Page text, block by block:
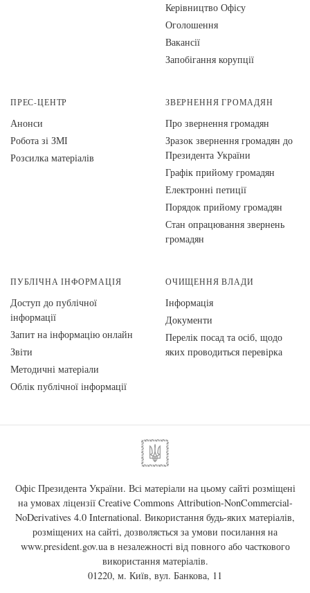
Керівництво Офісу
Оголошення
Вакансії
Запобігання корупції
ПРЕС-ЦЕНТР
Анонси
Робота зі ЗМІ
Розсилка матеріалів
ЗВЕРНЕННЯ ГРОМАДЯН
Про звернення громадян
Зразок звернення громадян до
Президента України
Графік прийому громадян
Електронні петиції
Порядок прийому громадян
Стан опрацювання звернень
громадян
ПУБЛІЧНА ІНФОРМАЦІЯ
Доступ до публічної
інформації
Запит на інформацію онлайн
Звіти
Методичні матеріали
Облік публічної інформації
ОЧИЩЕННЯ ВЛАДИ
Інформація
Документи
Перелік посад та осіб, щодо
яких проводиться перевірка
Офіс Президента України. Всі матеріали на цьому сайті розміщені
на умовах ліцензії Creative Commons Attribution-NonCommercial-
NoDerivatives 4.0 International. Використання будь-яких матеріалів,
розміщених на сайті, дозволяється за умови посилання на
www.president.gov.uaв незалежності від повного або часткового
використання матеріалів.
01220, м. Київ, вул. Банкова, 11